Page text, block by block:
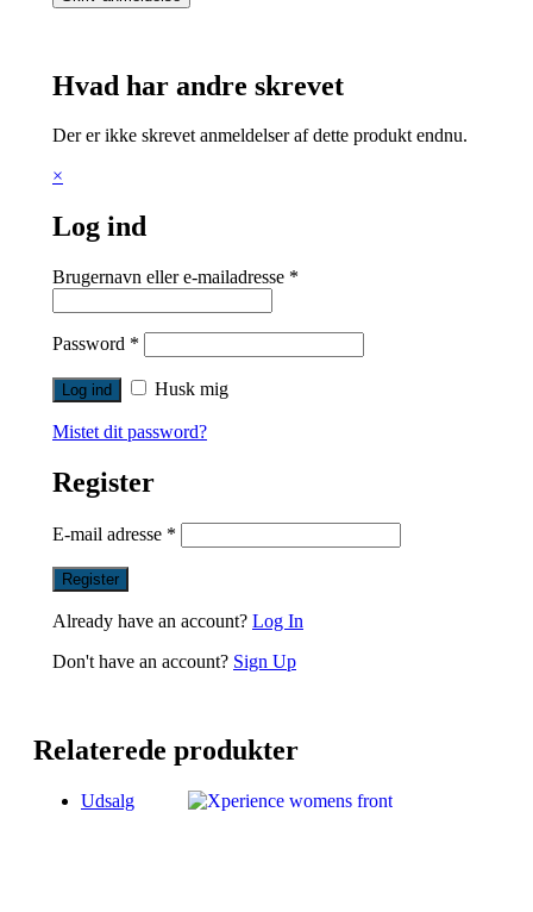
Hvad har andre skrevet
Der er ikke skrevet anmeldelser af dette produkt endnu.
×
Log ind
Brugernavn eller e-mailadresse *
Password *
Husk mig
Mistet dit password?
Register
E-mail adresse *
Already have an account? Log In
Don't have an account? Sign Up
Relaterede produkter
Udsalg